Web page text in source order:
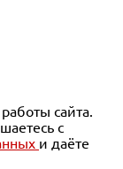
сайта.
с
и даёте